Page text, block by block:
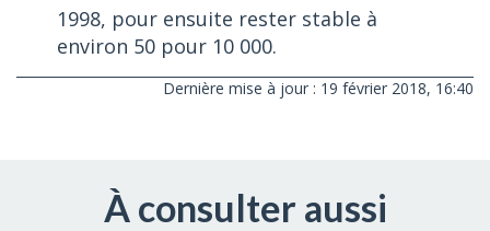
1998, pour ensuite rester stable à
environ 50 pour 10 000.
Dernière mise à jour : 19 février 2018, 16:40
À consulter aussi